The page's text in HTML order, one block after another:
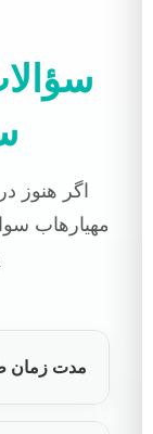
اگر هنوز
مهیارهاب
مدت زمان